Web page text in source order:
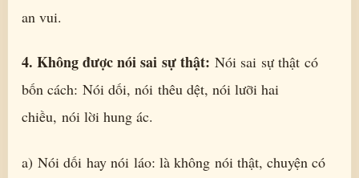
an vui.
4. Không được nói sai sự thật: Nói sai sự thật có
bốn cách: Nói dối, nói thêu dệt, nói lưỡi hai
chiều, nói lời hung ác.
a) Nói dối hay nói láo: là không nói thật, chuyện có